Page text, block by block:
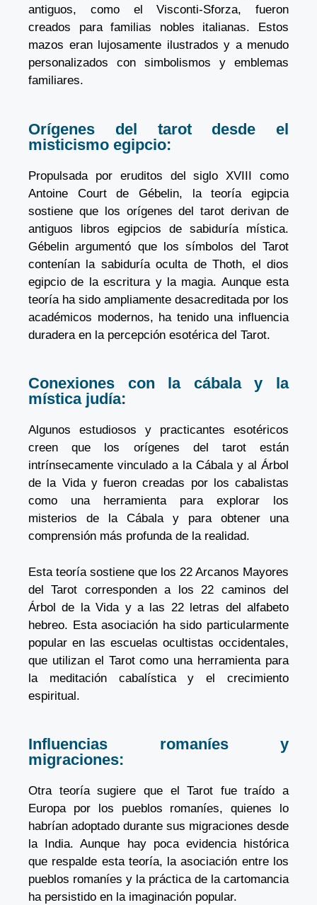
antiguos, como el Visconti-Sforza, fueron
creados para familias nobles italianas. Estos
mazos eran lujosamente ilustrados y a menudo
personalizados con simbolismos y emblemas
familiares.
Orígenes del tarot desde el
misticismo egipcio:
Propulsada por eruditos del siglo XVIII como
Antoine Court de Gébelin, la teoría egipcia
sostiene que los orígenes del tarot derivan de
antiguos libros egipcios de sabiduría mística.
Gébelin argumentó que los símbolos del Tarot
contenían la sabiduría oculta de Thoth, el dios
egipcio de la escritura y la magia. Aunque esta
teoría ha sido ampliamente desacreditada por los
académicos modernos, ha tenido una influencia
duradera en la percepción esotérica del Tarot.
Conexiones con la cábala y la
mística judía:
Algunos estudiosos y practicantes esotéricos
creen que los orígenes del tarot están
intrínsecamente vinculado a la Cábala y al Árbol
de la Vida y fueron creadas por los cabalistas
como una herramienta para explorar los
misterios de la Cábala y para obtener una
comprensión más profunda de la realidad.
Esta teoría sostiene que los 22 Arcanos Mayores
del Tarot corresponden a los 22 caminos del
Árbol de la Vida y a las 22 letras del alfabeto
hebreo. Esta asociación ha sido particularmente
popular en las escuelas ocultistas occidentales,
que utilizan el Tarot como una herramienta para
la meditación cabalística y el crecimiento
espiritual.
Influencias romaníes y
migraciones:
Otra teoría sugiere que el Tarot fue traído a
Europa por los pueblos romaníes, quienes lo
habrían adoptado durante sus migraciones desde
la India. Aunque hay poca evidencia histórica
que respalde esta teoría, la asociación entre los
pueblos romaníes y la práctica de la cartomancia
ha persistido en la imaginación popular.